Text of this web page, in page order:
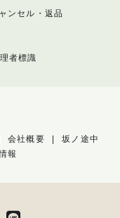
ンセル・返品
者標識
会社概要
坂ノ途中
報